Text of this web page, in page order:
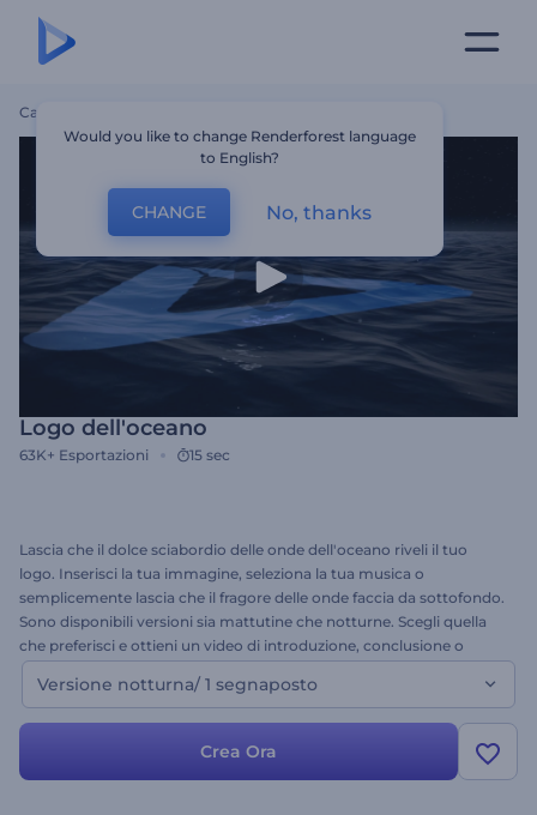
Casa
Logo dell'oceano
63K+ Esportazioni 15 sec
Lascia che il dolce sciabordio delle onde dell'oceano riveli il tuo
logo. Inserisci la tua immagine, seleziona la tua musica o
semplicemente lascia che il fragore delle onde faccia da sottofondo.
Sono disponibili versioni sia mattutine che notturne. Scegli quella
che preferisci e ottieni un video di introduzione, conclusione o
sfondo per la hall professionale. Prova Ocean Logo oggi stesso!
Versione notturna/ 1 segnaposto
Crea Ora
Would you like to change Renderforest language
to English?
CHANGE No, thanks